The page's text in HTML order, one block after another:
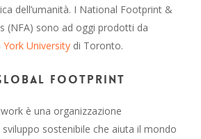
dell’umanità. I National Footprint &
(NFA) sono ad oggi prodotti da
York Universitydi Toronto.
Footprint
è una organizzazione
sostenibile che aiuta il mondo